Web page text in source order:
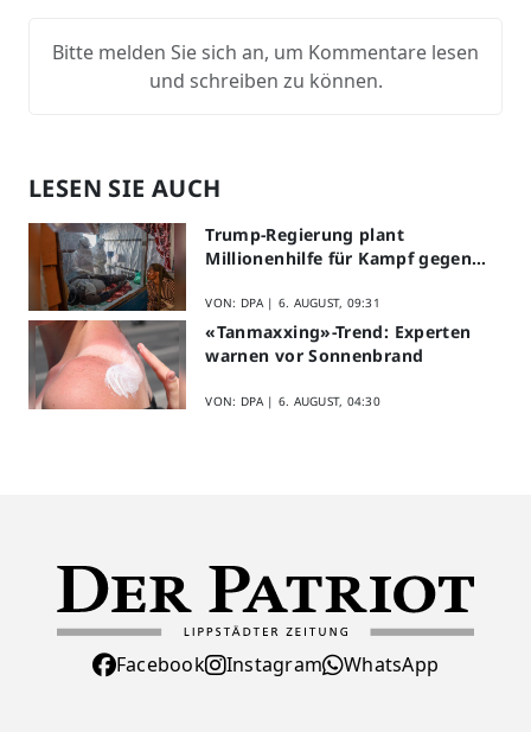
Bitte melden Sie sich an, um Kommentare lesen
und schreiben zu können.
LESEN SIE AUCH
Trump-Regierung plant
Millionenhilfe für Kampf gegen
VON: DPA | 6. AUGUST, 09:31
«Tanmaxxing»-Trend: Experten
warnen vor Sonnenbrand
VON: DPA | 6. AUGUST, 04:30
Facebook Instagram WhatsApp